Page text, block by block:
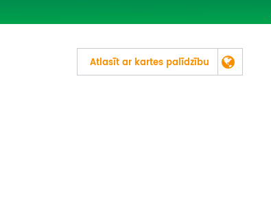
Atlasīt ar kartes palīdzību